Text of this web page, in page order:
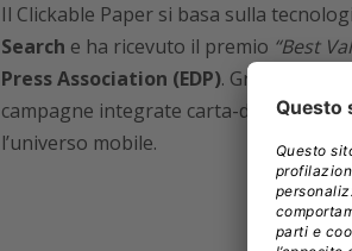
Il Clickable Paper si basa sulla
Search e ha ricevuto il premio “Best
Press Association (EDP). Grazie al
campagne integrate carta-digitale e
l’universo mobile.